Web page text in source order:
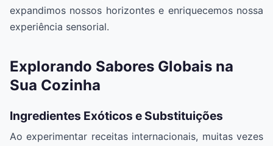
expandimos nossos horizontes e enriquecemos nossa
experiência sensorial.
Explorando Sabores Globais na
Sua Cozinha
Ingredientes Exóticos e Substituições
Ao experimentar receitas internacionais, muitas vezes